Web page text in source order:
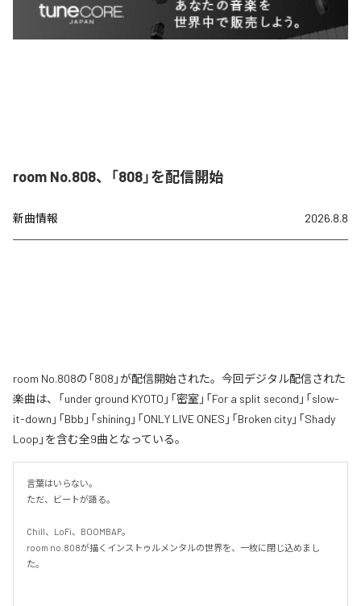
room No.808、「808」を配信開始
新曲情報 2026.8.8
room No.808の「808」が配信開始された。今回デジタル配信された
楽曲は、「under ground KYOTO」「密室」「For a split second」「slow-
it-down」「Bbb」「shining」「ONLY LIVE ONES」「Broken city」「Shady
Loop」を含む全9曲となっている。
言葉はいらない。
ただ、ビートが語る。
Chill、LoFi、BOOMBAP。
room no.808が描くインストゥルメンタルの世界を、一枚に閉じ込めまし
た。